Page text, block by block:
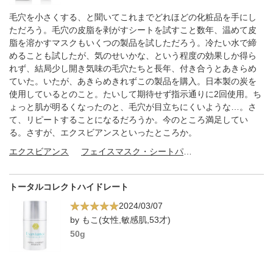
毛穴を小さくする、と聞いてこれまでどれほどの化粧品を手にし
ただろう。毛穴の皮脂を剥がすシートを試すこと数年、温めて皮
脂を溶かすマスクもいくつの製品を試しただろう。冷たい水で締
めることも試したが、気のせいかな、という程度の効果しか得ら
れず、結局少し開き気味の毛穴たちと長年、付き合うとあきらめ
ていた。いたが、あきらめきれずこの製品を購入。日本製の炭を
使用しているとのこと。たいして期待せず指示通りに2回使用。ち
ょっと肌が明るくなったのと、毛穴が目立ちにくいような…。さ
て、リピートすることになるだろうか。今のところ満足してい
る。さすが、エクスビアンスといったところか。
エクスビアンス
トータルコレクトハイドレート
2024/03/07
by もこ(女性,敏感肌,53才)
50g